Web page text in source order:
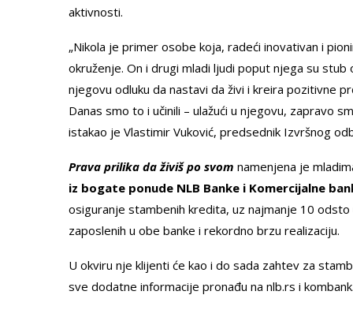
aktivnosti.
„Nikola je primer osobe koja, radeći inovativan i
okruženje. On i drugi mladi ljudi poput njega su
njegovu odluku da nastavi da živi i kreira pozitivne
Danas smo to i učinili – ulažući u njegovu, zapravo
istakao je Vlastimir Vuković, predsednik Izvršnog
Prava prilika da živiš po svom namenjena je
iz bogate ponude NLB Banke i Komercijalne
osiguranje stambenih kredita, uz najmanje 10
zaposlenih u obe banke i rekordno brzu realizaciju.
U okviru nje klijenti će kao i do sada zahtev za
sve dodatne informacije pronađu na nlb.rs i